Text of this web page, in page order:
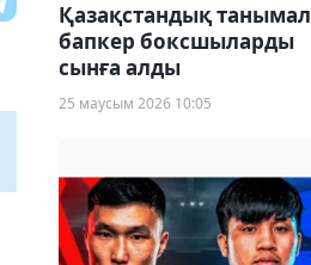
Қазақстандық танымал
бапкер боксшыларды
сынға алды
25 маусым 2026 10:05